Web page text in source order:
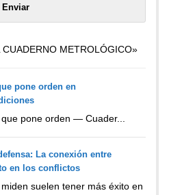
METROLÓGICO»
pone orden en
pone orden — Cuader...
La conexión entre
en los conflictos
suelen tener más éxito en